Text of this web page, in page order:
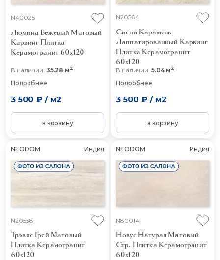
N40025
Люмина Бежевый Матовый
Карвинг Плитка
Керамогранит 60x120
В наличии: 35.28 м2
Подробнее
3 500 ₽/ м2
в корзину
N20564
Сиена Карамель
Лаппатированный Карвинг
Плитка Керамогранит
60x120
В наличии: 5.04 м2
Подробнее
3 500 ₽/ м2
в корзину
NEODOM Индия
N20558
Трэвис Грей Матовый
Плитка Керамогранит
60x120
NEODOM Индия
N80014
Новус Натурал Матовый
Стр. Плитка Керамогранит
60x120